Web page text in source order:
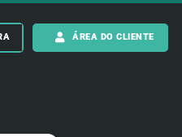
ÁREA DO CLIENTE